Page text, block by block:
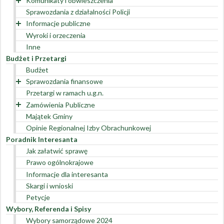
Wykaz zgromadzeń publicznych
Pozostałe
Sprawozdania z działalności Policji
Informacje publiczne
Interpretacje
Decyzje
Wyroki i orzeczenia
Inne
Budżet i Przetargi
Budżet
Sprawozdania finansowe
Rok 2022
Rok 2021
Rok 2020
Rok 2019
Rok 2018
Przetargi w ramach u.g.n.
Zamówienia Publiczne
Zamówienia powyżej 130 000 zł
Przetargi Archiwalne
Zamówienia poniżej 130 000 zł
Archiwum
Plan zamówień publicznych
Rejestr umów
Rejestr umów w roku 2023
Rejestr umów w roku 2022
Rejestr umów w roku 2021
Rejestr umów w roku 2020
Rejestr umów w roku 2019
Rejestr umów w roku 2018
Majątek Gminy
Opinie Regionalnej Izby Obrachunkowej
Poradnik Interesanta
Jak załatwić sprawę
Prawo ogólnokrajowe
Informacje dla interesanta
Skargi i wnioski
Petycje
Wybory, Referenda i Spisy
Wybory samorządowe 2024